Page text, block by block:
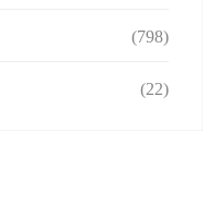
(798)
(22)